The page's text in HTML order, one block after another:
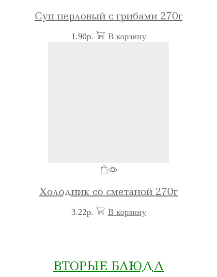
Суп перловый с грибами 270г
1.90р. В корзину
Холодник со сметаной 270г
3.22р. В корзину
ВТОРЫЕ БЛЮДА